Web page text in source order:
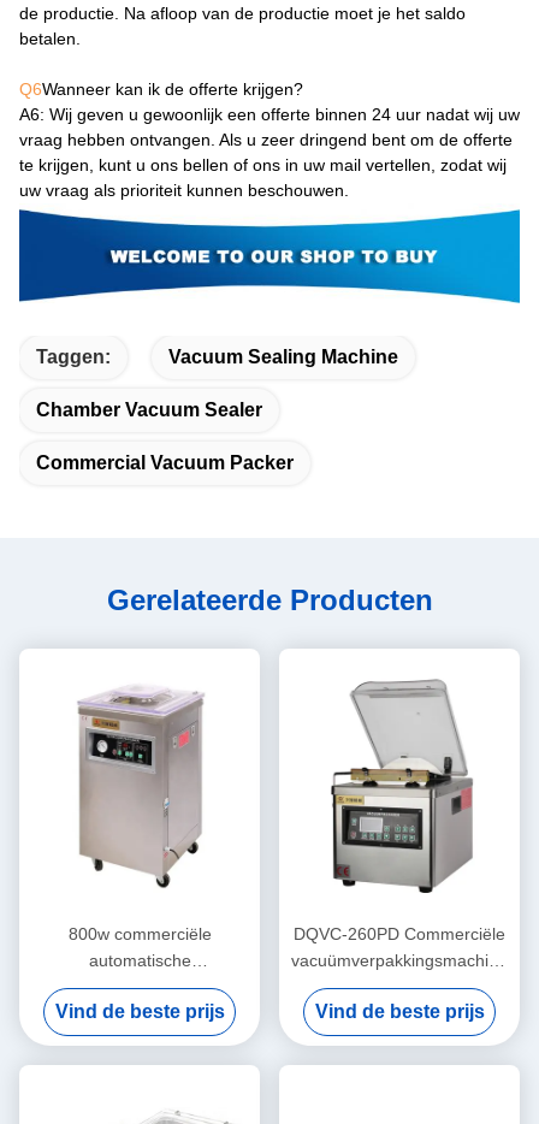
de productie. Na afloop van de productie moet je het saldo
betalen.
Q6Wanneer kan ik de offerte krijgen?
A6: Wij geven u gewoonlijk een offerte binnen 24 uur nadat wij uw
vraag hebben ontvangen. Als u zeer dringend bent om de offerte
te krijgen, kunt u ons bellen of ons in uw mail vertellen, zodat wij
uw vraag als prioriteit kunnen beschouwen.
Taggen: Vacuum Sealing Machine
Chamber Vacuum Sealer
Commercial Vacuum Packer
Gerelateerde Producten
800w commerciële
automatische
vacuümverpakkingsmachine
voor brood en vlees DUOQI
Vind de beste prijs
DQVC-260PD Commerciële
vacuümverpakkingsmachine
voor drank
Vind de beste prijs